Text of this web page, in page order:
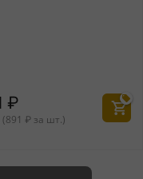
₽
891 ₽ за шт.)